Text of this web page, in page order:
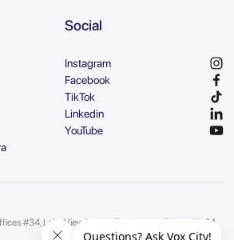
Social
Instagram
Facebook
TikTok
Linkedin
YouTube
#34, Lake View House, Tournament Fields | CV34